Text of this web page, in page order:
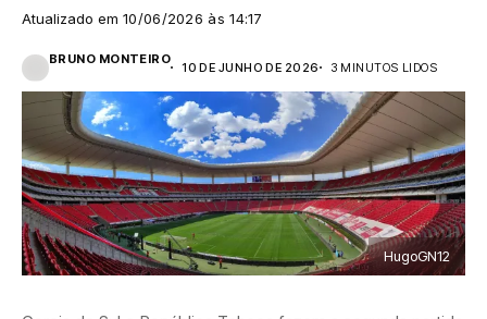
Atualizado em 10/06/2026 às 14:17
BRUNO MONTEIRO
10 DE JUNHO DE 2026 3 MINUTOS LIDOS
HugoGN12